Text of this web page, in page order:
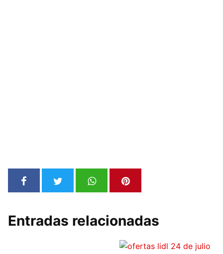
Entradas relacionadas